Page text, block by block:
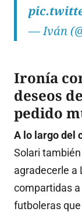
— Iván
Ironía
deseos
pedido
A lo largo del
Solari
agradecerle a
compartidas
futboleras